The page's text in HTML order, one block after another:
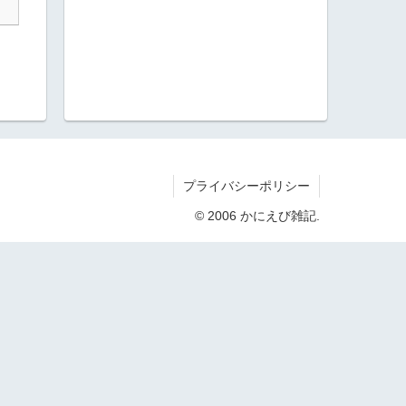
プライバシーポリシー
© 2006 かにえび雑記.